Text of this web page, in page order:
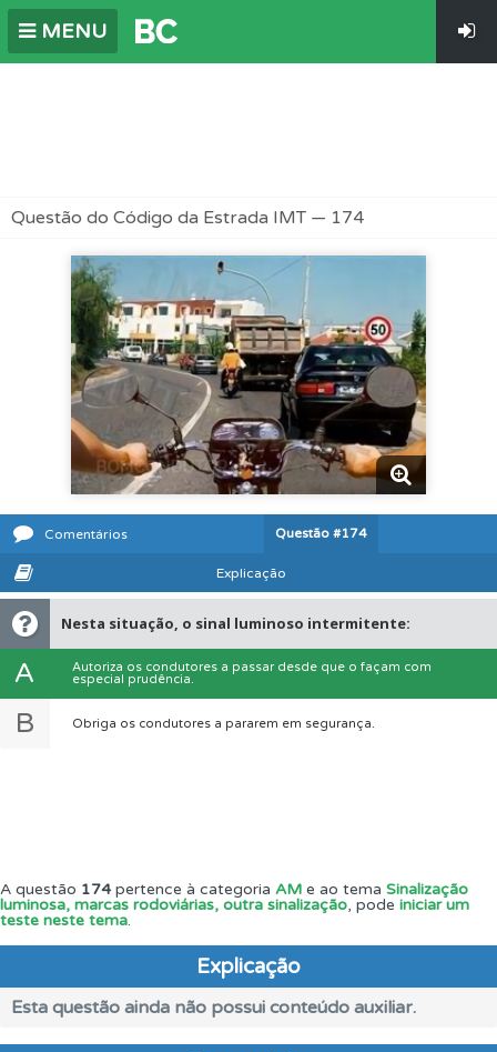
MENU
Questão do Código da Estrada IMT — 174
Comentários Questão #174
Explicação
Nesta situação, o sinal luminoso intermitente:
A
Autoriza os condutores a passar desde que o façam com
especial prudência.
B Obriga os condutores a pararem em segurança.
A questão 174pertence à categoria AM e ao tema Sinalização
luminosa, marcas rodoviárias, outra sinalização, pode iniciar um
teste neste tema.
Explicação
Esta questão ainda não possui conteúdo auxiliar.